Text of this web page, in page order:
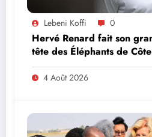
Lebeni Koffi 0
Hervé Renard fait son
tête des Éléphants de
4 Août 2026